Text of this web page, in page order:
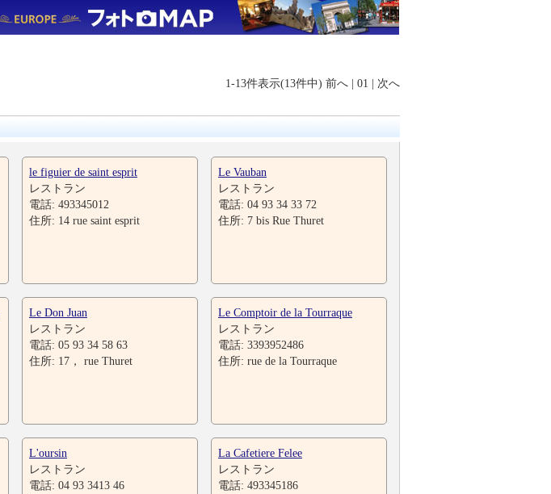
1-13件表示(13件中) 前へ | 01 | 次へ
le figuier de saint esprit
レストラン
電話: 493345012
住所: 14 rue saint esprit
Le Vauban
レストラン
電話: 04 93 34 33 72
住所: 7 bis Rue Thuret
Le Don Juan
レストラン
電話: 05 93 34 58 63
住所: 17， rue Thuret
Le Comptoir de la Tourraque
レストラン
電話: 3393952486
住所: rue de la Tourraque
L'oursin
レストラン
電話: 04 93 3413 46
La Cafetiere Felee
レストラン
電話: 493345186